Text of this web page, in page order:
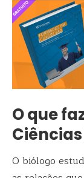
O que
O biólogo